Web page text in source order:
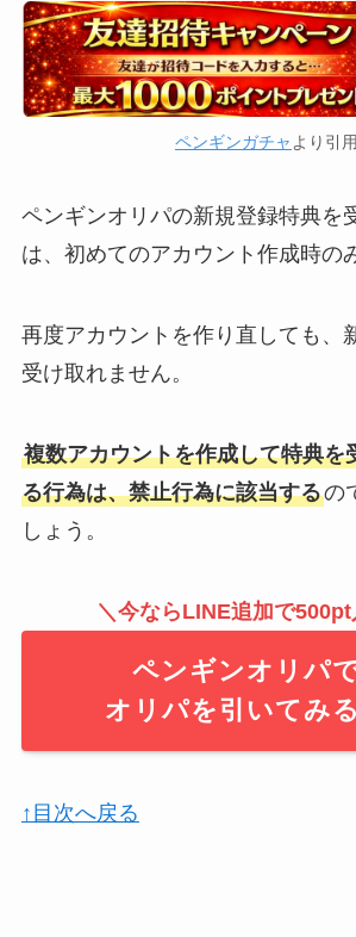
ペンギンガチャより引用
ペンギンオリパの新規登録特典を
は、初めてのアカウント作成時の
再度アカウントを作り直しても、
受け取れません。
複数アカウントを作成して特典を
る行為は、禁止行為に該当するの
しょう。
＼今ならLINE追加で500pt
ペンギンオリパ
オリパを引いてみる
↑目次へ戻る